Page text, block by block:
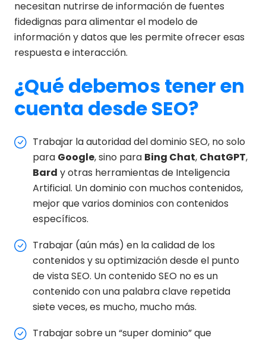
necesitan nutrirse de información de fuentes
fidedignas para alimentar el modelo de
información y datos que les permite ofrecer esas
respuesta e interacción.
¿Qué debemos tener en
cuenta desde SEO?
Trabajar la autoridad del dominio SEO, no solo
para Google, sino para Bing Chat, ChatGPT,
Bard y otras herramientas de Inteligencia
Artificial. Un dominio con muchos contenidos,
mejor que varios dominios con contenidos
específicos.
Trabajar (aún más) en la calidad de los
contenidos y su optimización desde el punto
de vista SEO. Un contenido SEO no es un
contenido con una palabra clave repetida
siete veces, es mucho, mucho más.
Trabajar sobre un “super dominio” que